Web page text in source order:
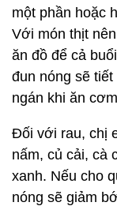
một phần hoặc
Với món thịt
ăn đồ để cả
đun nóng sẽ
ngán khi ăn
Đối với rau, chị
nấm, củ cải, cà
xanh. Nếu cho
nóng sẽ giảm